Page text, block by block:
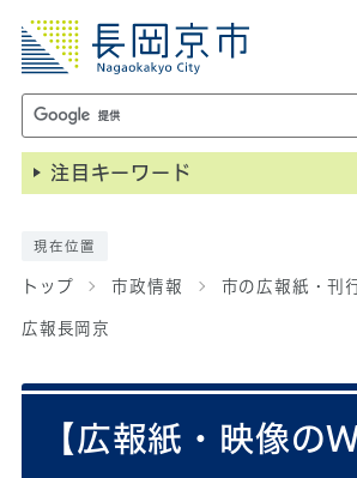
注目キーワード
現在位置
トップ 市政情報 市の広報紙・刊
広報長岡京
【広報紙・映像の